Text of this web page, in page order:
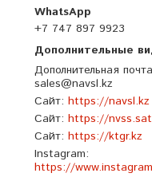
+7 747 897 9923
Дополнительная почта
sales@navsl.kz
Сайт https://navsl.kz
Сайт https://
Сайт https://ktgr.kz
Instagram
https://